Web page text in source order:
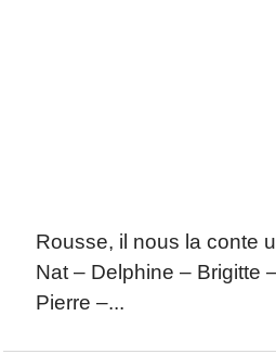
Rousse, il nous la conte
Nat – Delphine – Brigitte
Pierre –...